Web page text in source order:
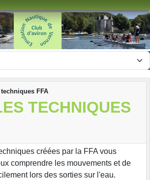
FFA
TECHNIQUES
créées par la FFA vous
comprendre les mouvements et de
lors des sorties sur l'eau.